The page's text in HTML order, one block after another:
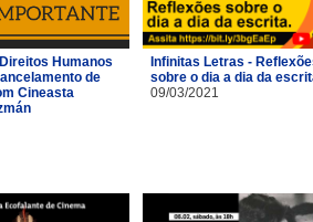
Humanos
de
Cineasta
Infinitas Letras -
sobre o dia a dia da
09/03/2021